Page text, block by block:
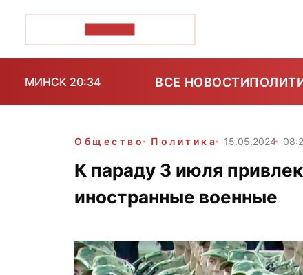
МИНСК 20:34 ВСЕ НОВОСТИ
Общество Политика 15.05.2024
К параду 3 июля
иностранные военные